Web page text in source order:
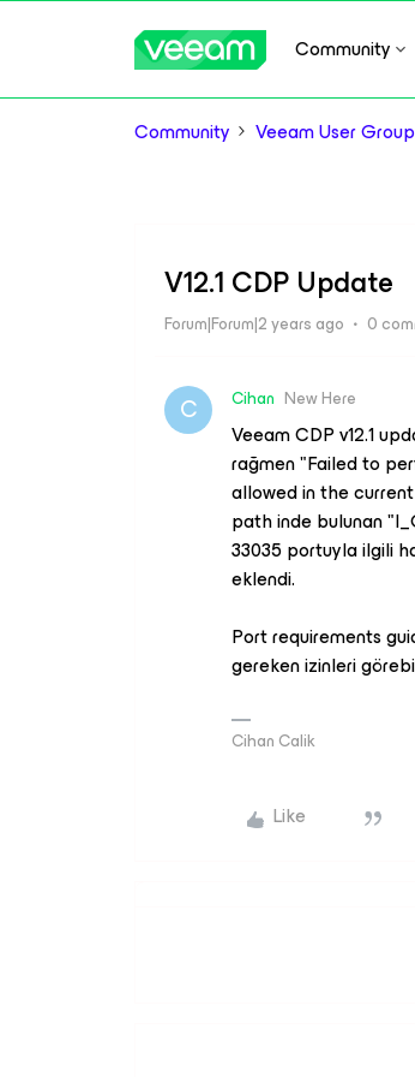
Community
Community Veeam User
V12.1 CDP Update
Forum|Forum|2 years ago 0
C Cihan New Here
Veeam CDP v12.1
rağmen "Failed to
allowed in the
path inde bulunan
33035 portuyla ilgili
eklendi.
Port requirements
gereken izinleri
Cihan Calik
Like